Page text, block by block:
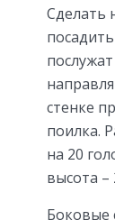
Сделать
стенке
поилка.
на 20
высота –
Боковые